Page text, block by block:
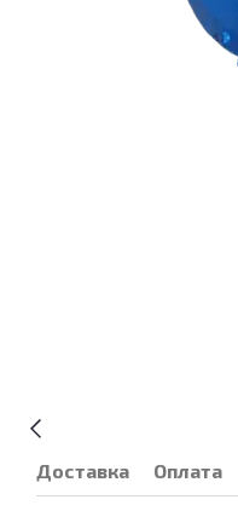
Доставка Оплата